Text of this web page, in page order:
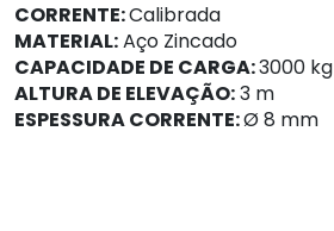
CORRENTE:Calibrada
MATERIAL:Aço Zincado
CAPACIDADE DE CARGA:3000 kg
ALTURA DE ELEVAÇÃO:3 m
ESPESSURA CORRENTE:Ø 8 mm